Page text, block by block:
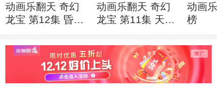
动画乐翻天 奇幻
龙宝 第12集 昏君
动画乐翻天 奇幻
龙宝 第11集 天子
动画
榜